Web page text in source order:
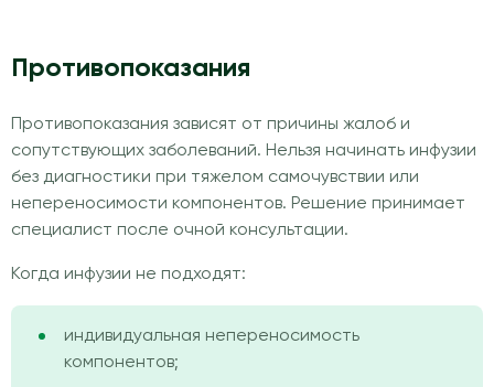
Противопоказания
Противопоказания зависят от причины жалоб и
сопутствующих заболеваний. Нельзя начинать инфузии
без диагностики при тяжелом самочувствии или
непереносимости компонентов. Решение принимает
специалист после очной консультации.
Когда инфузии не подходят:
индивидуальная непереносимость
компонентов;